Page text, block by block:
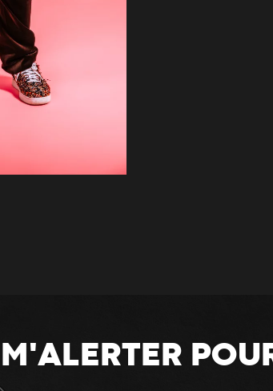
M'ALERTER